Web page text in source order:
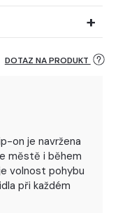
DOTAZ NA PRODUKT
on je navržena
městě i během
volnost pohybu
při každém